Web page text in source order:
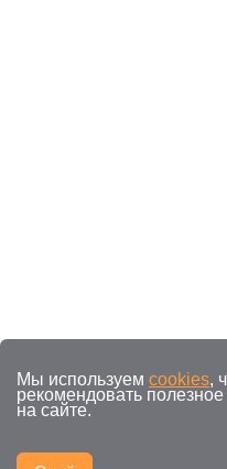
Мы используем cookies,
рекомендовать полезное
на сайте.